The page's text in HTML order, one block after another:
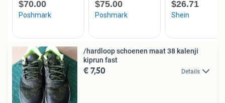
/hardloop schoenen maat 38 kalenji
kiprun fast
€ 7,50 Details